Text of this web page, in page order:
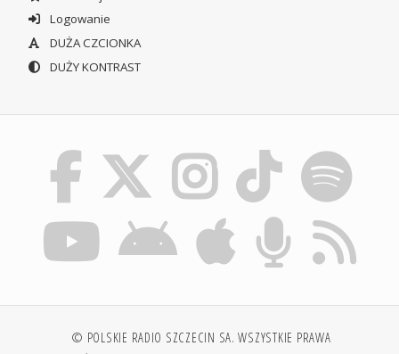
Logowanie
DUŻA CZCIONKA
DUŻY KONTRAST
© POLSKIE RADIO SZCZECIN SA. WSZYSTKIE PRAWA